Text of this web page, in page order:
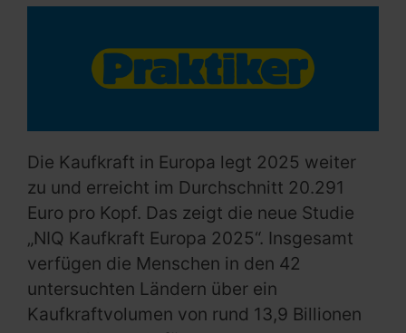
Die Kaufkraft in Europa legt 2025 weiter
zu und erreicht im Durchschnitt 20.291
Euro pro Kopf. Das zeigt die neue Studie
„NIQ Kaufkraft Europa 2025“. Insgesamt
verfügen die Menschen in den 42
untersuchten Ländern über ein
Kaufkraftvolumen von rund 13,9 Billionen